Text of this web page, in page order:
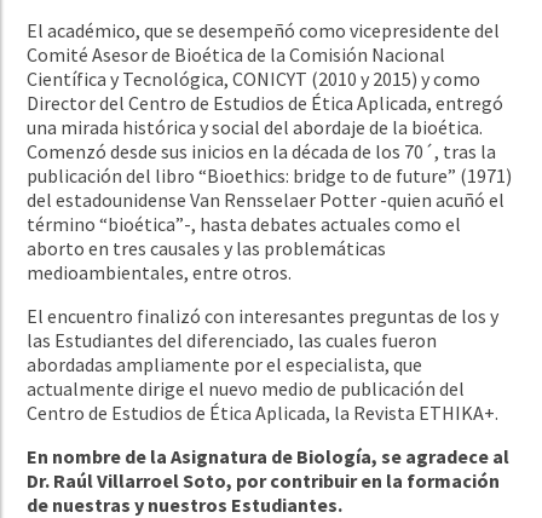
El académico, que se desempeñó como vicepresidente del
Comité Asesor de Bioética de la Comisión Nacional
Científica y Tecnológica, CONICYT (2010 y 2015) y como
Director del Centro de Estudios de Ética Aplicada, entregó
una mirada histórica y social del abordaje de la bioética.
Comenzó desde sus inicios en la década de los 70´, tras la
publicación del libro “Bioethics: bridge to de future” (1971)
del estadounidense Van Rensselaer Potter -quien acuñó el
término “bioética”-, hasta debates actuales como el
aborto en tres causales y las problemáticas
medioambientales, entre otros.
El encuentro finalizó con interesantes preguntas de los y
las Estudiantes del diferenciado, las cuales fueron
abordadas ampliamente por el especialista, que
actualmente dirige el nuevo medio de publicación del
Centro de Estudios de Ética Aplicada, la Revista ETHIKA+.
En nombre de la Asignatura de Biología, se agradece al
Dr. Raúl Villarroel Soto, por contribuir en la formación
de nuestras y nuestros Estudiantes.